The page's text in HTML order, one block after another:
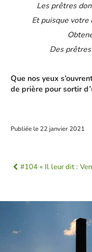
Les prêtres
Et puisque
Des
Que nos yeux
de prière pour sortir
Publiée le 22 janvier 2021